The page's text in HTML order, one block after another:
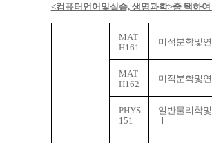
<컴퓨터언어및실습, 생명과학>중 택하
MAT
H161
미적분학및
MAT
H162
미적분학및
PHYS
151
일반물리학
Ⅰ